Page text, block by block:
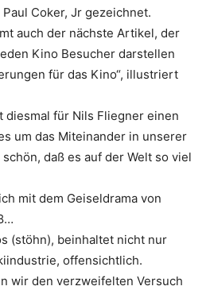
Coker, Jr gezeichnet.
auch der nächste Artikel, der
Kino Besucher darstellen
für das Kino“, illustriert
diesmal für Nils Fliegner einen
um das Miteinander in unserer
daß es auf der Welt so viel
mit dem Geiseldrama von
(stöhn), beinhaltet nicht nur
offensichtlich.
wir den verzweifelten Versuch